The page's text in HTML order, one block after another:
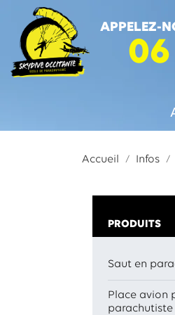
APPELEZ-
06
Accueil Infos
PRODUITS
Saut en
Place avion
parachutiste